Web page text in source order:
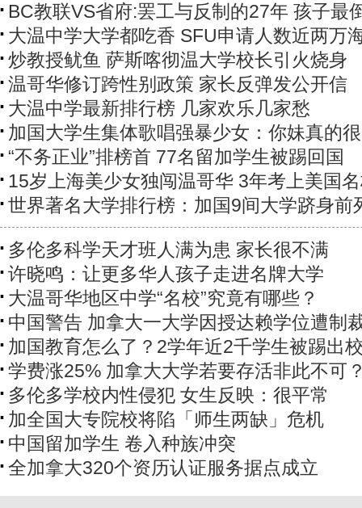
BC教联VS省府:罢工与反制的27年 孩子最
大温中学大学都吃香 SFU申请人数近两万
炒教授鱿鱼 萨斯喀彻温大学校长引火烧身
温哥华修订跨性别政策 家长反弹发公开信
大温中学最新排行榜 几家欢乐几家愁
加国大学生集体歌唱强暴少女：你妹真的
“不务正业”排榜首 77名留加学生被踢回国
15岁上海美少女独闯温哥华 3年考上美国
世界著名大学排行榜：加国9间大学跻身前
多伦多科学天才班人满为患 家长很不满
许晓鸣：让更多华人孩子走进名牌大学
大温哥华地区中学“名校”究竟有哪些？
中国警告 加拿大一大学因授达赖学位遭制
加国教育怎么了？2学年近2千学生被踢出
学费涨25% 加拿大大学若要存活非此不可
多伦多学校内性侵犯 女生反映：很平常
加全国大专院校将陷「师生两缺」危机
中国留加学生 卷入种族冲突
全加拿大320个资历认证服务据点成立